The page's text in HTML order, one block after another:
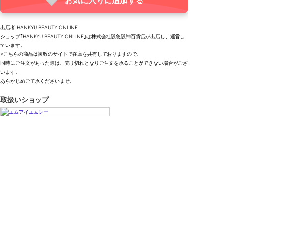
出店者:HANKYU BEAUTY ONLINE
ショップ｢HANKYU BEAUTY ONLINE｣は株式会社阪急阪神百貨店が出店し、運営し
ています。
※こちらの商品は複数のサイトで在庫を共有しておりますので、
同時にご注文があった際は、売り切れとなりご注文を承ることができない場合がござ
います。
あらかじめご了承くださいませ。
取扱いショップ